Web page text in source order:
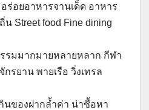
ร่อยอาหารจานเด็ด อาหาร
Street food Fine dining
รรมมากมายหลายหลาก กีฬา
รยาน พายเรือ วิ่งเทรล
นของฝากล้ำค่า น่าซื้อหา